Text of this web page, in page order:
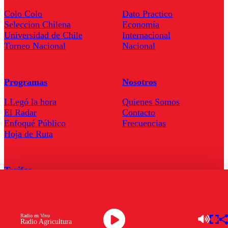
Radio Agricultura
Radio en Vivo
Colo Colo
Seleccion Chilena
Universidad de Chile
Torneo Nacional
Dato Practico
Economía
Internacional
Nacional
Programas
LLegó la hora
El Radar
Enfoqué Público
Hoja de Ruta
Nosotros
Quienes Somos
Contacto
Frecuencias
Tarifas